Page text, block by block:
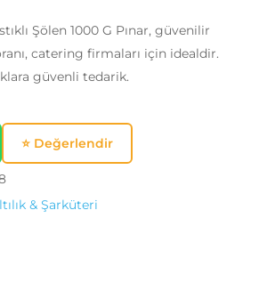
Şölen 1000 G Pınar, güvenilir
catering firmaları için idealdir.
güvenli tedarik.
⭐ Değerlendir
& Şarküteri